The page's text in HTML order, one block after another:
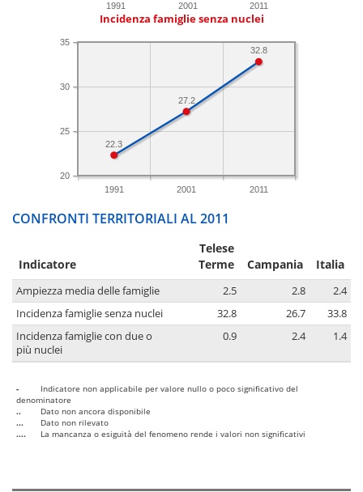
1991 2001 2011
Incidenza famiglie senza nuclei
1991 2001 2011
20
25
30
35
32.8
27.2
22.3
CONFRONTI TERRITORIALI AL 2011
Indicatore
Telese
Terme
Campania Italia
Ampiezza media delle famiglie 2.5 2.8
2.4
Incidenza famiglie senza nuclei
32.8 26.7
33.8
Incidenza famiglie con due o
più nuclei
0.9 2.4 1.4
-
Indicatore non applicabile per valore nullo o poco significativo del
denominatore
..
Dato non ancora disponibile
...
Dato non rilevato
....
La mancanza o esiguità del fenomeno rende i valori non significativi